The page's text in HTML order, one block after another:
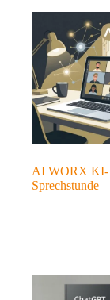
AI WORX KI-
Sprechstunde